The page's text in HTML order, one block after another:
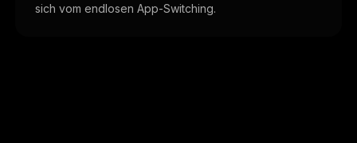
sich vom endlosen App-Switching.